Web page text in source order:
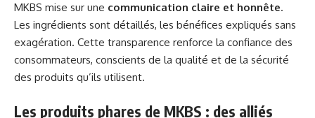
MKBS mise sur une communication claire et honnête.
Les ingrédients sont détaillés, les bénéfices expliqués sans
exagération. Cette transparence renforce la confiance des
consommateurs, conscients de la qualité et de la sécurité
des produits qu’ils utilisent.
Les produits phares de MKBS : des alliés